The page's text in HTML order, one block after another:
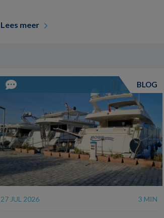
Lees meer
BLOG
27 JUL 2026 3 MIN